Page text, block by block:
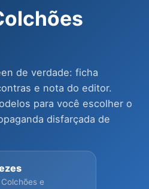
de verdade: ficha
e nota do editor.
para você escolher o
disfarçada de
e